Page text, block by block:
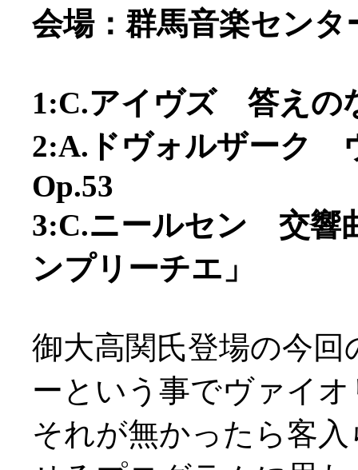
会場：群馬音楽センタ
1:C.アイヴズ 答えの
2:A.ドヴォルザーク
Op.53
3:C.ニールセン 交響
ンプリーチエ」
御大高関氏登場の今
ーという事でヴァイ
それが無かったら客